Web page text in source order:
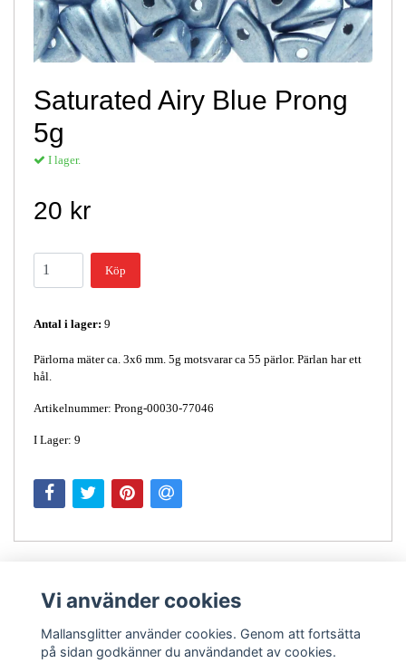
Saturated Airy Blue Prong
5g
I lager.
20 kr
Köp
Antal i lager: 9
Pärlorna mäter ca. 3x6 mm. 5g motsvarar ca 55 pärlor. Pärlan har ett
hål.
Artikelnummer: Prong-00030-77046
I Lager: 9
Vi använder cookies
Mallansglitter använder cookies. Genom att fortsätta
på sidan godkänner du användandet av cookies.